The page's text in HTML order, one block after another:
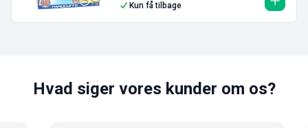
Kun få tilbage
Hvad siger vores kunder om os?